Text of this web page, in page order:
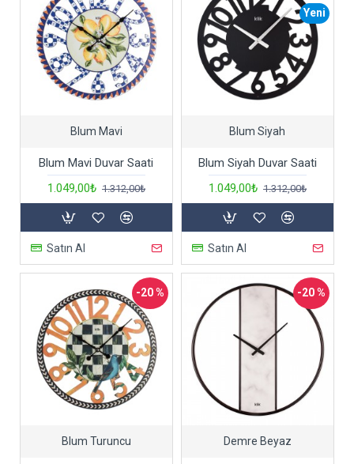
Blum Mavi
Blum Mavi Duvar Saati
1.049,00₺ 1.312,00₺
Satın Al
Yeni
Blum Siyah
Blum Siyah Duvar Saati
1.049,00₺ 1.312,00₺
Satın Al
-20 %
Blum Turuncu
-20 %
Demre Beyaz